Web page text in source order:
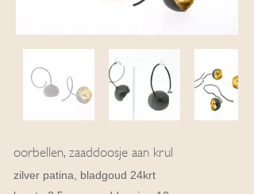
oorbellen, zaaddoosje aan krul
zilver patina, bladgoud 24krt